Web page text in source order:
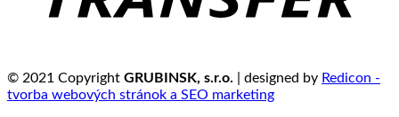
© 2021 Copyright GRUBINSK, s.r.o. | designed by Redicon -
tvorba webových stránok a SEO marketing